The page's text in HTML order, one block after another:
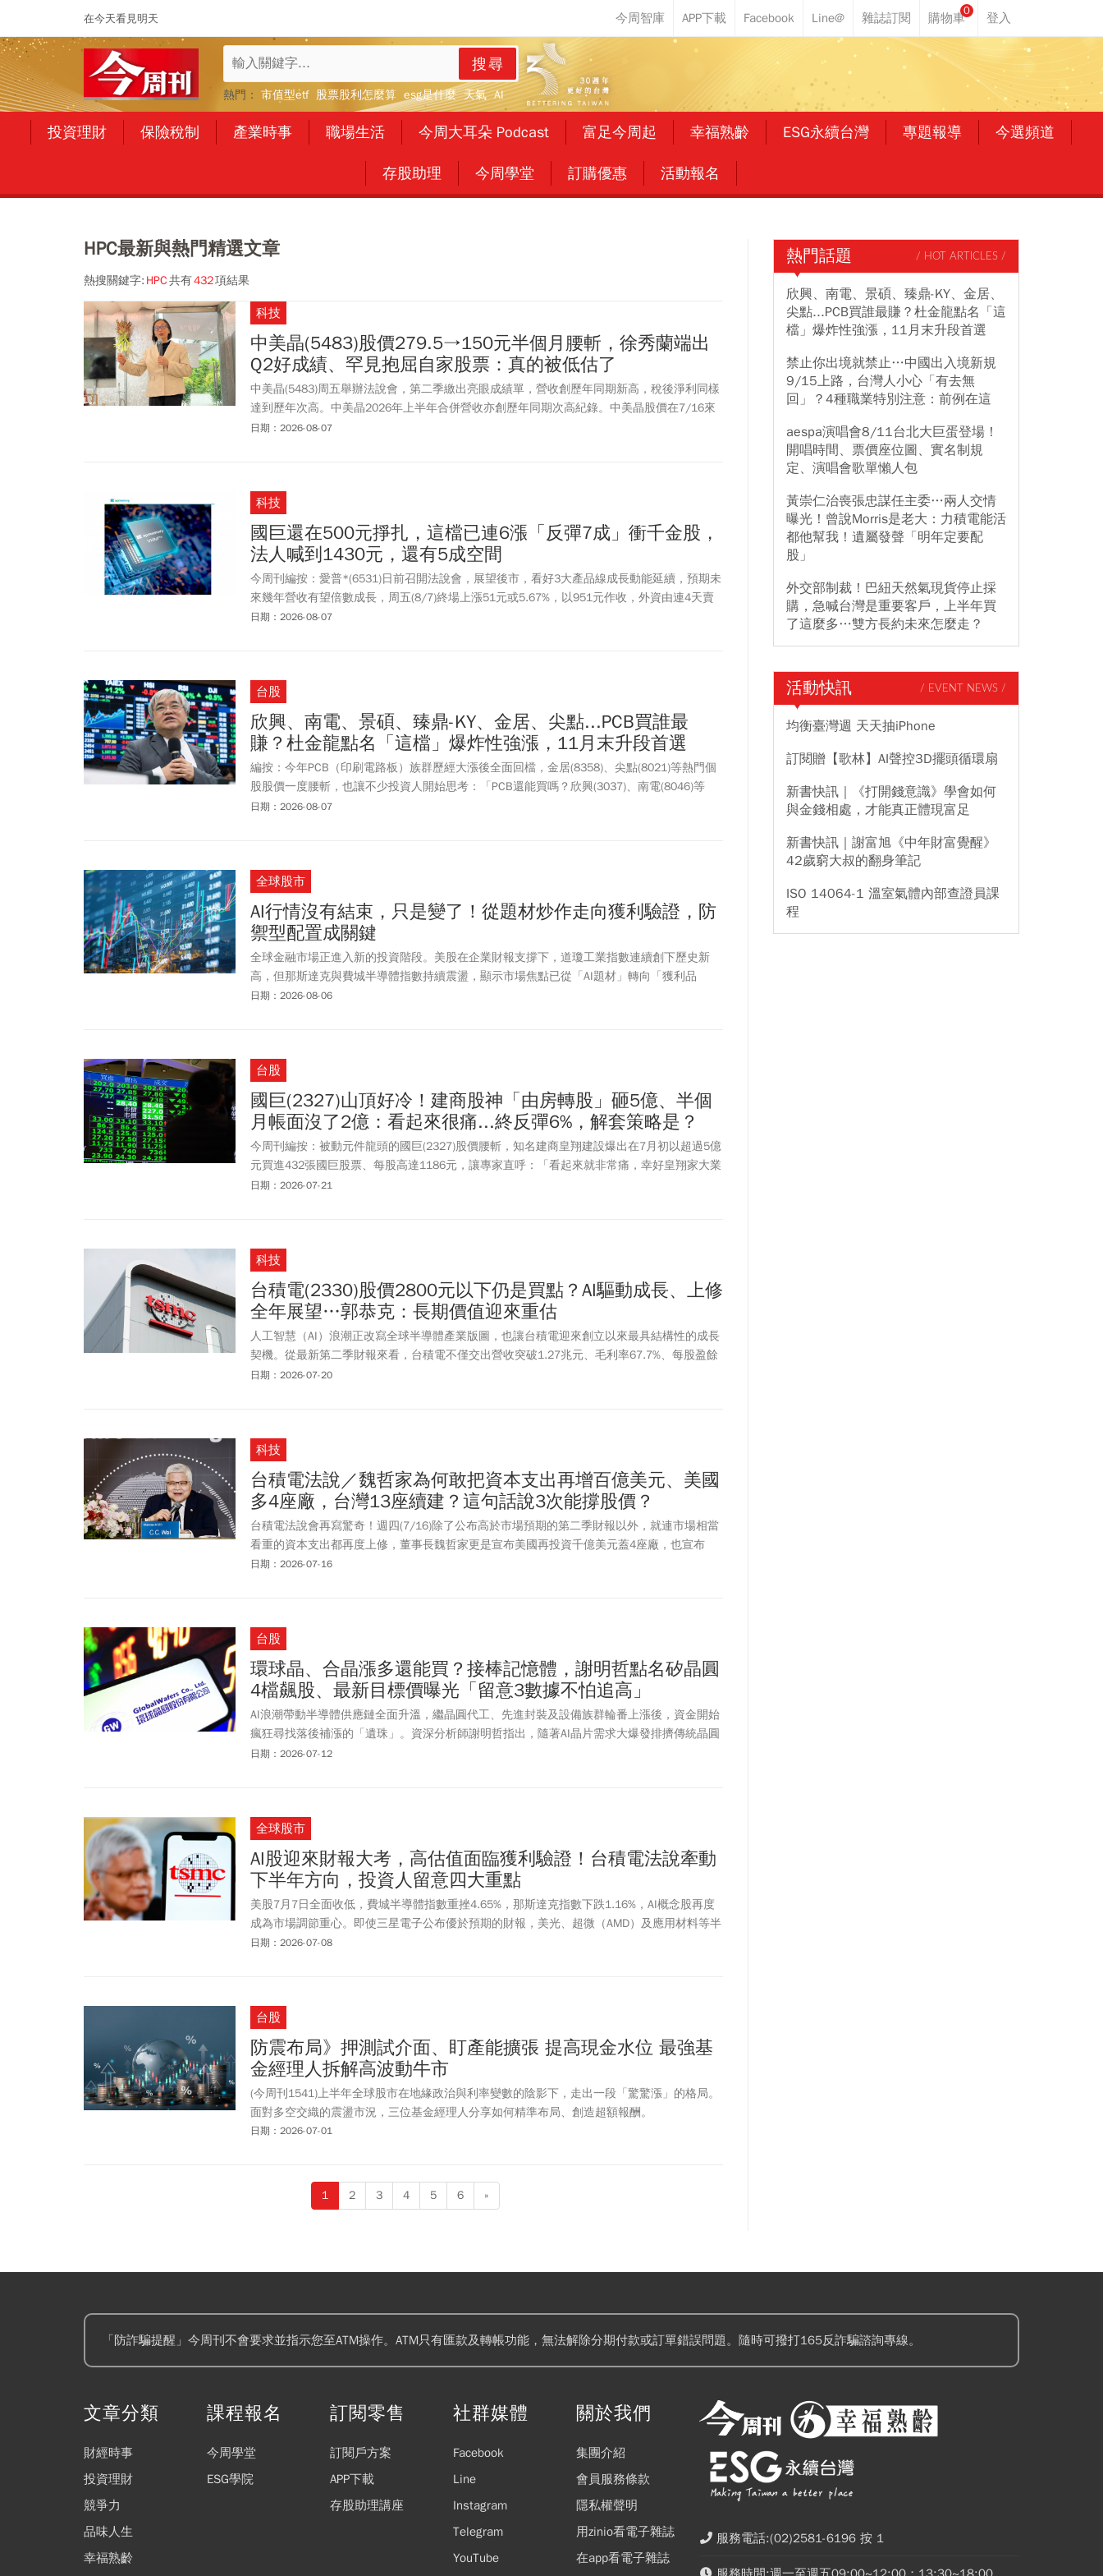
在今天看見明天
0
搜尋
熱門： 市值型etf 股票股利怎麼算 esg是什麼 天氣 AI
投資理財 保險稅制 產業時事 職場生活 今周大耳朵 Podcast 富足今周起 幸福熟齡 ESG永續台灣 專題報導 今選頻道
存股助理 今周學堂 訂購優惠 活動報名
HPC最新與熱門精選文章
熱搜關鍵字: HPC共有432項結果
科技
中美晶(5483)股價279.5→150元半個月腰斬，徐秀蘭端出
Q2好成績、罕見抱屈自家股票：真的被低估了
中美晶(5483)周五舉辦法說會，第二季繳出亮眼成績單，營收創歷年同期新高，稅後淨利同樣
達到歷年次高。中美晶2026年上半年合併營收亦創歷年同期次高紀錄。中美晶股價在7/16來
到新高279.5元，但隨後高檔一路下殺，險些跌破150元關卡，短短半個月快腰斬。中美晶董
日期：2026-08-07
科技
國巨還在500元掙扎，這檔已連6漲「反彈7成」衝千金股，
法人喊到1430元，還有5成空間
今周刊編按：愛普*(6531)日前召開法說會，展望後市，看好3大產品線成長動能延續，預期未
來幾年營收有望倍數成長，周五(8/7)終場上漲51元或5.67%，以951元作收，外資由連4天賣
超轉為買超206張。愛普從6/1盤中最高價1305元腰斬至7/30盤中最低價570元後，已連6漲至
持買進，喊最高1430元，若以愛普收盤價951元計算，還有5成上漲空間。
日期：2026-08-07
台股
欣興、南電、景碩、臻鼎-KY、金居、尖點...PCB買誰最
賺？杜金龍點名「這檔」爆炸性強漲，11月末升段首選
編按：今年PCB（印刷電路板）族群歷經大漲後全面回檔，金居(8358)、尖點(8021)等熱門個
股股價一度腰斬，也讓不少投資人開始思考：「PCB還能買嗎？欣興(3037)、南電(8046)等
ABF載板族群是否將接棒AI行情？」股市老先覺杜金龍指出，相較於一般PCB，ABF載板受惠
日期：2026-08-07
全球股市
AI行情沒有結束，只是變了！從題材炒作走向獲利驗證，防
禦型配置成關鍵
全球金融市場正進入新的投資階段。美股在企業財報支撐下，道瓊工業指數連續創下歷史新
高，但那斯達克與費城半導體指數持續震盪，顯示市場焦點已從「AI題材」轉向「獲利品
質」。AI仍是推動全球科技產業成長的核心動能，但高估值企業若無法證明龐大資本支出能有
日期：2026-08-06
台股
國巨(2327)山頂好冷！建商股神「由房轉股」砸5億、半個
月帳面沒了2億：看起來很痛...終反彈6%，解套策略是？
今周刊編按：被動元件龍頭的國巨(2327)股價腰斬，知名建商皇翔建設爆出在7月初以超過5億
元買進432張國巨股票、每股高達1186元，讓專家直呼：「看起來就非常痛，幸好皇翔家大業
大，還是一尾活龍」。周二(7/21)國巨盤中最低跌至608元，距離7月1日盤中最高價1220元高
元，一度被戲稱為「被房地產業耽誤的投顧」。不少股民也在社群媒體上貼出國巨股價K線
圖，並幫它畫成一顆聖誕樹的樣子，頂端還附上了星星，苦笑：「國巨目前正在走『聖誕樹型
態』， 下一步就等散戶把禮物放樹下。」國巨股價崩跌話題，富比士即時富豪排名也推估了
國巨董事長陳泰銘究竟損失了多少資產。根據《富比世》5月公布最新富豪排行，陳泰銘以個
人淨資產156億美元躍升台灣首富，帶動國巨股價，從520元一路飆升，7/1盤中最高來到
1220元，當時外界推估，陳泰銘身價可能攀升366億美元(約台幣1.18兆元)。
日期：2026-07-21
科技
台積電(2330)股價2800元以下仍是買點？AI驅動成長、上修
全年展望…郭恭克：長期價值迎來重估
人工智慧（AI）浪潮正改寫全球半導體產業版圖，也讓台積電迎來創立以來最具結構性的成長
契機。從最新第二季財報來看，台積電不僅交出營收突破1.27兆元、毛利率67.7%、每股盈餘
27.25元的亮眼成績，更將2026年美元營收成長預估由「超過30%」大幅上修至「略高於
日期：2026-07-20
科技
台積電法說／魏哲家為何敢把資本支出再增百億美元、美國
多4座廠，台灣13座續建？這句話說3次能撐股價？
台積電法說會再寫驚奇！週四(7/16)除了公布高於市場預期的第二季財報以外，就連市場相當
看重的資本支出都再度上修，董事長魏哲家更是宣布美國再投資千億美元蓋4座廠，也宣布
2026年整年資本支出上修到600億美元到640億美元之間，比外資給出的樂觀情境更樂觀。魏
持續建廠的同時，仍可望維持這個目標數字。
日期：2026-07-16
台股
環球晶、合晶漲多還能買？接棒記憶體，謝明哲點名矽晶圓
4檔飆股、最新目標價曝光「留意3數據不怕追高」
AI浪潮帶動半導體供應鏈全面升溫，繼晶圓代工、先進封裝及設備族群輪番上漲後，資金開始
瘋狂尋找落後補漲的「遺珠」。資深分析師謝明哲指出，隨著AI晶片需求大爆發排擠傳統晶圓
代工產能，沉寂已久的半導體最上游材料——矽晶圓族群，下半年正式迎來供不應求的「超級
日期：2026-07-12
全球股市
AI股迎來財報大考，高估值面臨獲利驗證！台積電法說牽動
下半年方向，投資人留意四大重點
美股7月7日全面收低，費城半導體指數重挫4.65%，那斯達克指數下跌1.16%，AI概念股再度
成為市場調節重心。即使三星電子公布優於預期的財報，美光、超微（AMD）及應用材料等半
導體股仍同步走弱，反映市場焦點已由「AI成長故事」轉向「企業獲利能否支撐高估值」。
日期：2026-07-08
台股
防震布局》押測試介面、盯產能擴張 提高現金水位 最強基
金經理人拆解高波動牛市
(今周刊1541)上半年全球股市在地緣政治與利率變數的陰影下，走出一段「驚驚漲」的格局。
面對多空交織的震盪市況，三位基金經理人分享如何精準布局、創造超額報酬。
日期：2026-07-01
1 2 3 4 5 6 »
熱門話題 / HOT ARTICLES /
欣興、南電、景碩、臻鼎-KY、金居、
尖點...PCB買誰最賺？杜金龍點名「這
檔」爆炸性強漲，11月末升段首選
禁止你出境就禁止…中國出入境新規
9/15上路，台灣人小心「有去無
回」？4種職業特別注意：前例在這
aespa演唱會8/11台北大巨蛋登場！
開唱時間、票價座位圖、實名制規
定、演唱會歌單懶人包
黃崇仁治喪張忠謀任主委…兩人交情
曝光！曾說Morris是老大：力積電能活
都他幫我！遺屬發聲「明年定要配
股」
外交部制裁！巴紐天然氣現貨停止採
購，急喊台灣是重要客戶，上半年買
了這麼多…雙方長約未來怎麼走？
活動快訊 / EVENT NEWS /
均衡臺灣週 天天抽iPhone
訂閱贈【歌林】AI聲控3D擺頭循環扇
新書快訊｜《打開錢意識》學會如何
與金錢相處，才能真正體現富足
新書快訊｜謝富旭《中年財富覺醒》
42歲窮大叔的翻身筆記
ISO 14064-1 溫室氣體內部查證員課
程
「防詐騙提醒」今周刊不會要求並指示您至ATM操作。ATM只有匯款及轉帳功能，無法解除分期付款或訂單錯誤問題。隨時可撥打165反詐騙諮詢專線。
文章分類
財經時事
投資理財
競爭力
品味人生
幸福熟齡
課程報名
今周學堂
ESG學院
訂閱零售
訂閱戶方案
APP下載
存股助理講座
社群媒體
Facebook
Line
Instagram
Telegram
YouTube
關於我們
集團介紹
會員服務條款
隱私權聲明
用zinio看電子雜誌
在app看電子雜誌
服務電話:(02)2581-6196 按 1